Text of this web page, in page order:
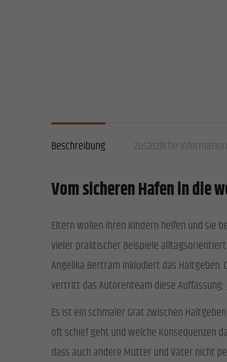
Beschreibung
Zusätzliche
Vom sicheren Hafen in die
Eltern wollen ihren Kindern helfen und sie
vieler praktischer Beispiele alltagsorientiert
Angelika Bertram inkludiert das Haltgeben.
vertritt das Autorenteam diese Auffassung:
Es ist ein schmaler Grat zwischen
oft schief geht und welche Konsequenzen
dass auch andere Mütter und Väter nicht